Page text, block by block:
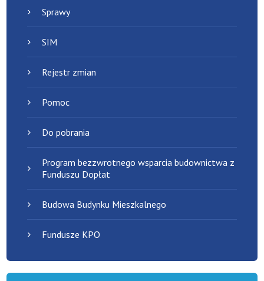
Sprawy
SIM
Rejestr zmian
Pomoc
Do pobrania
Program bezzwrotnego wsparcia budownictwa z
Funduszu Dopłat
Budowa Budynku Mieszkalnego
Fundusze KPO